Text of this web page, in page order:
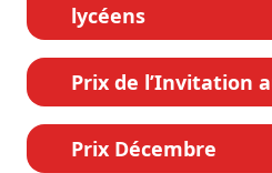
lycéens
Prix de l’Invitation
Prix Décembre